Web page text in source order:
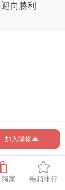
家 暢銷排行
向勝利
加入購物車